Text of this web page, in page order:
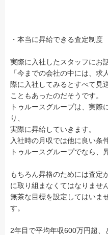
・本当に昇給できる査定制度
実際に入社したスタッフにお
「今までの会社の中には、
際に入社してみるとすべて見
こともあったのだそうです。
トゥルースグループは、実際
り、
実際に昇給していきます。
入社時の月収では他に良い条
トゥルースグループでなら、
もちろん昇格のためには査定
に取り組まなくてはなりません
無茶な目標を設定してはいま
す。
2年目で平均年収600万円超、